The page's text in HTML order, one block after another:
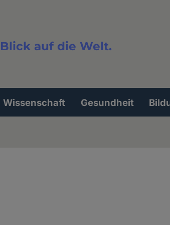
auf die Welt.
Wissenschaft Gesundheit